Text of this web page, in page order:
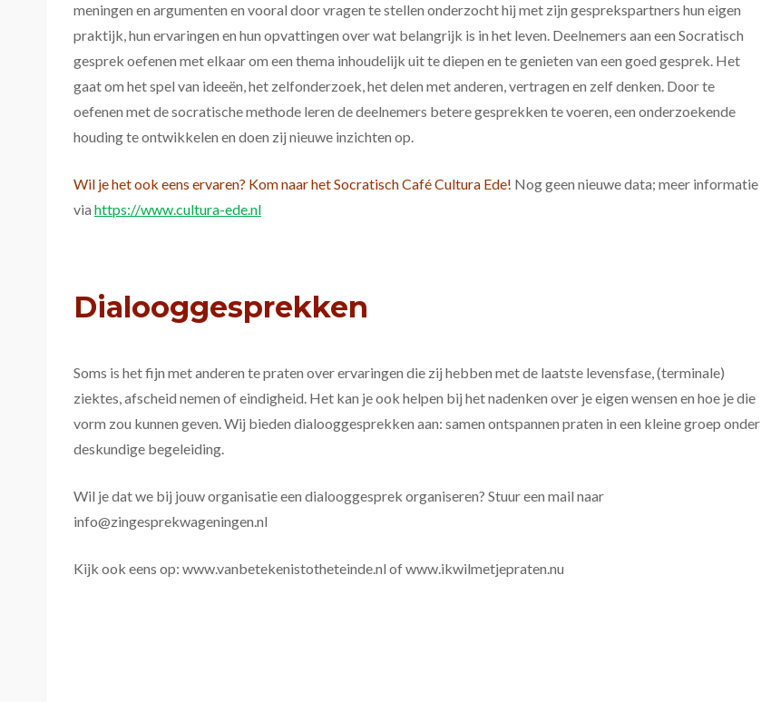
meningen en argumenten en vooral door vragen te stellen onderzocht hij met zijn gesprekspartners hun eigen
praktijk, hun ervaringen en hun opvattingen over wat belangrijk is in het leven. Deelnemers aan een Socratisch
gesprek oefenen met elkaar om een thema inhoudelijk uit te diepen en te genieten van een goed gesprek. Het
gaat om het spel van ideeën, het zelfonderzoek, het delen met anderen, vertragen en zelf denken. Door te
oefenen met de socratische methode leren de deelnemers betere gesprekken te voeren, een onderzoekende
houding te ontwikkelen en doen zij nieuwe inzichten op.
Wil je het ook eens ervaren? Kom naar het Socratisch Café Cultura Ede! Nog geen nieuwe data; meer informatie
via https://www.cultura-ede.nl
Dialooggesprekken
Soms is het fijn met anderen te praten over ervaringen die zij hebben met de laatste levensfase, (terminale)
ziektes, afscheid nemen of eindigheid. Het kan je ook helpen bij het nadenken over je eigen wensen en hoe je die
vorm zou kunnen geven. Wij bieden dialooggesprekken aan: samen ontspannen praten in een kleine groep onder
deskundige begeleiding.
Wil je dat we bij jouw organisatie een dialooggesprek organiseren? Stuur een mail naar
info@zingesprekwageningen.nl
Kijk ook eens op: www.vanbetekenistotheteinde.nl of www.ikwilmetjepraten.nu